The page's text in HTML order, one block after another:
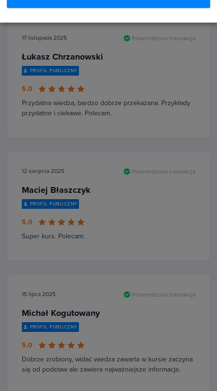
17 listopada 2025 Potwierdzona transakcja
Łukasz Chrzanowski
PROFIL PUBLICZNY
5.0
Przydatna wiedza, bardzo dobrze przekazana. Przykłady
przydatne i ciekawe. Polecam.
12 sierpnia 2025 Potwierdzona transakcja
Maciej Błaszczyk
PROFIL PUBLICZNY
5.0
Super kurs. Polecam.
15 lipca 2025 Potwierdzona transakcja
Michał Kogutowany
PROFIL PUBLICZNY
5.0
Dobrze zrobiony, widać wiedza zawarta w kursie zaczyna
się od podstaw ale zawiera najważniejsze informacje.